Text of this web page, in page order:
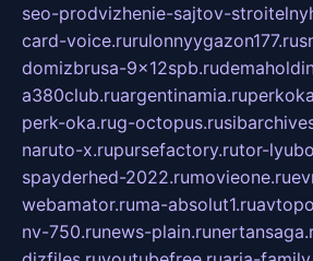
seo-prodvizhenie-sajtov-
card-voice.rurulonnyygazon177.ru
domizbrusa-9x12spb.ru
a380club.ruargentinamia.ru
perk-oka.rug-octopus.ru
naruto-x.rupursefactory.rutor-
spayderhed-2022.rumovieone.ru
webamator.ruma-absolut1.ru
nv-750.runews-plain.ru